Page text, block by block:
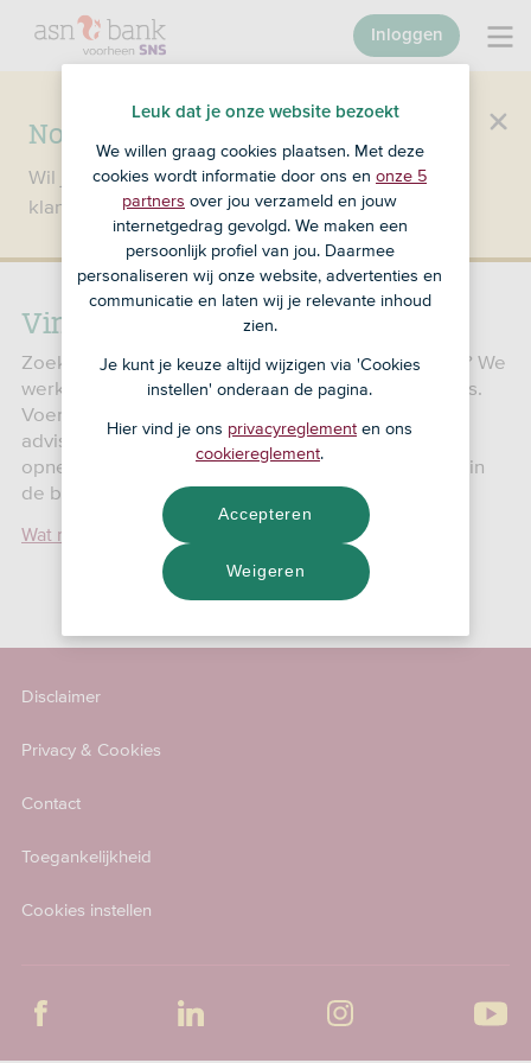
Nog geen klant bij SNS?
Wil je een product openen en ben je nog geen
klant bij SNS?Ga dan naar ASN Bank .
Inloggen
Vind een adviseur in de buurt
Zoek je hulp of persoonlijk advies over geldzaken? We
werken samen met verschillende soorten adviseurs.
Voer je woonplaats of postcode in en vind een
adviseur bij jou in de buurt. Wil je contant geld
opnemen of storten? Vind eenGeldmaat
bij jou in
de buurt.
Wat regel je bij welke adviseur?
Disclaimer
Privacy & Cookies
Contact
Toegankelijkheid
Cookies instellen
Leuk dat je onze website bezoekt
We willen graag cookies plaatsen. Met deze
cookies wordt informatie door ons en onze 5
partners over jou verzameld en jouw
internetgedrag gevolgd. We maken een
persoonlijk profiel van jou. Daarmee
personaliseren wij onze website, advertenties en
communicatie en laten wij je relevante inhoud
zien.
Je kunt je keuze altijd wijzigen via 'Cookies
instellen' onderaan de pagina.
Hier vind je ons privacyreglement en ons
cookiereglement.
Weigeren
Accepteren